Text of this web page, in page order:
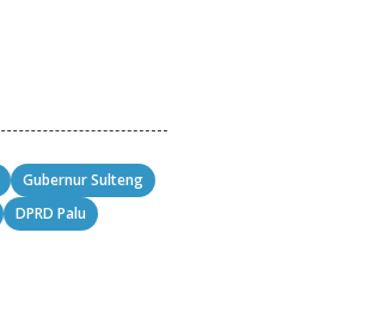
Gubernur Sulteng
DPRD Palu